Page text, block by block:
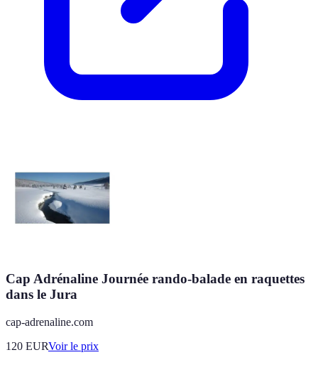
Cap Adrénaline Journée rando-balade en raquettes
dans le Jura
cap-adrenaline.com
120 EURVoir le prix